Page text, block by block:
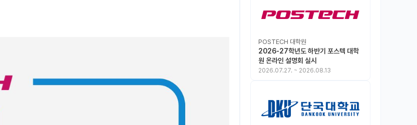
POSTECH 대학원
2026-27학년도 하반기 포스텍 대학
원 온라인 설명회 실시
2026.07.27. ~ 2026.08.13